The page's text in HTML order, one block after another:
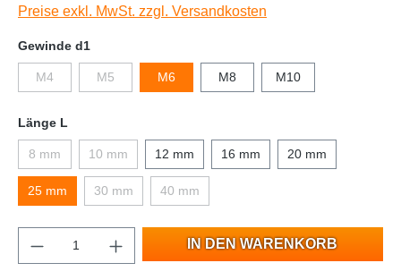
Preise exkl. MwSt. zzgl. Versandkosten
Gewinde d1
M4 M5 M6 M8 M10
Länge L
8 mm 10 mm 12 mm 16 mm 20 mm
25 mm 30 mm 40 mm
IN DEN WARENKORB